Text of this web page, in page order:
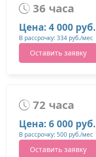
36 часа
Цена: 4 000 руб.
В рассрочку: 334 руб./мес
Оставить заявку
72 часа
Цена: 6 000 руб.
В рассрочку: 500 руб./мес
Оставить заявку